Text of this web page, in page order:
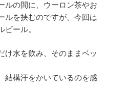
ルの間に、ウーロン茶やお
ルを挟むのですが、今回は
ビール。
け水を飲み、そのままベッ
結構汗をかいているのを感